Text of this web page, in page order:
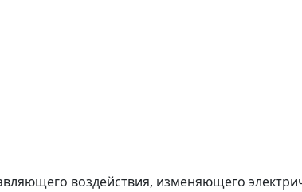
воздействия, изменяющего